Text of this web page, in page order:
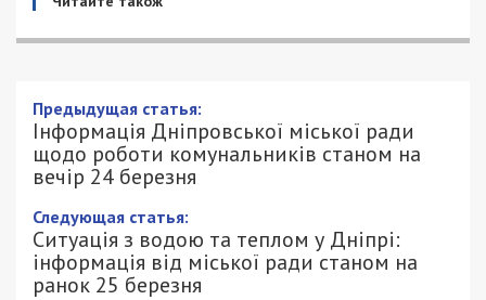
Предыдущая статья:
Інформація Дніпровської міської ради
щодо роботи комунальників станом на
вечір 24 березня
Следующая статья:
Ситуація з водою та теплом у Дніпрі:
інформація від міської ради станом на
ранок 25 березня